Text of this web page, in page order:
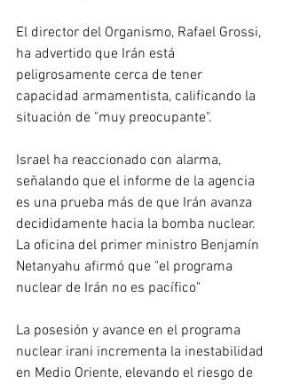
El director del Organismo, Rafael Grossi,
ha advertido que Irán está
peligrosamente cerca de tener
capacidad armamentista, calificando la
situación de "muy preocupante".
Israel ha reaccionado con alarma,
señalando que el informe de la agencia
es una prueba más de que Irán avanza
decididamente hacia la bomba nuclear.
La oficina del primer ministro Benjamín
Netanyahu afirmó que "el programa
nuclear de Irán no es pacífico"
La posesión y avance en el programa
nuclear irani incrementa la inestabilidad
en Medio Oriente, elevando el riesgo de